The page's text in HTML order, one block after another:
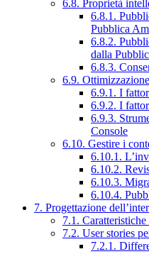
6.8. Proprietà
6.8.1.
Pubblica
6.8.2.
dalla
6.8.3.
6.9.
6.9.1. I
6.9.2. I
6.9.3.
Console
6.10. Gestire i
6.10.1.
6.10.2.
6.10.3.
6.10.4.
7. Progettazione
7.1.
7.2. User stories
7.2.1.